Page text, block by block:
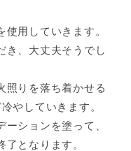
用していきます。
き、大丈夫そうでし
照りを落ち着かせる
やしていきます。
ションを塗って、
となります。